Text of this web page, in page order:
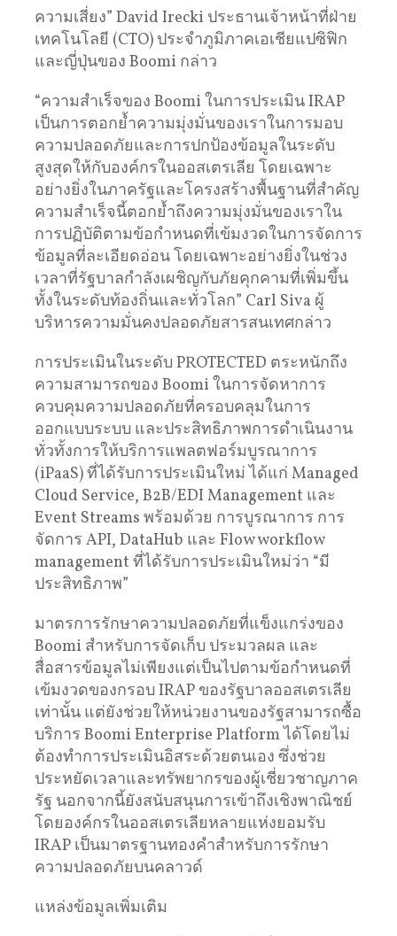
ความเสี่ยง” David Irecki ประธานเจ้าหน้าที่ฝ่าย
เทคโนโลยี (CTO) ประจำภูมิภาคเอเชียแปซิฟิก
และญี่ปุ่นของ Boomi กล่าว
“ความสําเร็จของ Boomi ในการประเมิน IRAP
เป็นการตอกย้ำความมุ่งมั่นของเราในการมอบ
ความปลอดภัยและการปกป้องข้อมูลในระดับ
สูงสุดให้กับองค์กรในออสเตรเลีย โดยเฉพาะ
อย่างยิ่งในภาครัฐและโครงสร้างพื้นฐานที่สําคัญ
ความสําเร็จนี้ตอกย้ำถึงความมุ่งมั่นของเราใน
การปฏิบัติตามข้อกําหนดที่เข้มงวดในการจัดการ
ข้อมูลที่ละเอียดอ่อน โดยเฉพาะอย่างยิ่งในช่วง
เวลาที่รัฐบาลกําลังเผชิญกับภัยคุกคามที่เพิ่มขึ้น
ทั้งในระดับท้องถิ่นและทั่วโลก” Carl Siva ผู้
บริหารความมั่นคงปลอดภัยสารสนเทศกล่าว
การประเมินในระดับ PROTECTED ตระหนักถึง
ความสามารถของ Boomi ในการจัดหาการ
ควบคุมความปลอดภัยที่ครอบคลุมในการ
ออกแบบระบบ และประสิทธิภาพการดำเนินงาน
ทั่วทั้งการให้บริการแพลตฟอร์มบูรณาการ
(iPaaS) ที่ได้รับการประเมินใหม่ ได้แก่ Managed
Cloud Service, B2B/EDI Management และ
Event Streams พร้อมด้วย การบูรณาการ การ
จัดการ API, DataHub และ Flow workflow
management ที่ได้รับการประเมินใหม่ว่า “มี
ประสิทธิภาพ”
มาตรการรักษาความปลอดภัยที่แข็งแกร่งของ
Boomi สําหรับการจัดเก็บ ประมวลผล และ
สื่อสารข้อมูลไม่เพียงแต่เป็นไปตามข้อกําหนดที่
เข้มงวดของกรอบ IRAP ของรัฐบาลออสเตรเลีย
เท่านั้น แต่ยังช่วยให้หน่วยงานของรัฐสามารถซื้อ
บริการ Boomi Enterprise Platform ได้โดยไม่
ต้องทําการประเมินอิสระด้วยตนเอง ซึ่งช่วย
ประหยัดเวลาและทรัพยากรของผู้เชี่ยวชาญภาค
รัฐ นอกจากนี้ยังสนับสนุนการเข้าถึงเชิงพาณิชย์
โดยองค์กรในออสเตรเลียหลายแห่งยอมรับ
IRAP เป็นมาตรฐานทองคําสําหรับการรักษา
ความปลอดภัยบนคลาวด์
แหล่งข้อมูลเพิ่มเติม